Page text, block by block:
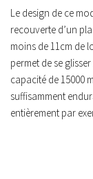
Le design de ce
recouverte d’un
moins de 11cm de
permet de se
capacité de 15000
suffisamment
entièrement par